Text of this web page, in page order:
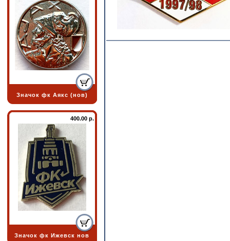
Значок фк Аякс (нов)
400.00 р.
Значок фк Ижевск нов